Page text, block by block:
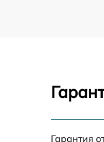
Bering
Гарантия